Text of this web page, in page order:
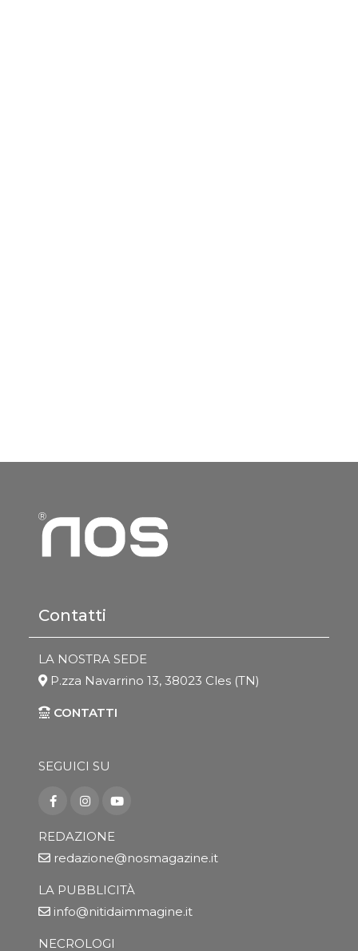
Contatti
LA NOSTRA SEDE
P.zza Navarrino 13, 38023 Cles (TN)
CONTATTI
SEGUICI SU
REDAZIONE
redazione@nosmagazine.it
LA PUBBLICITÀ
info@nitidaimmagine.it
NECROLOGI